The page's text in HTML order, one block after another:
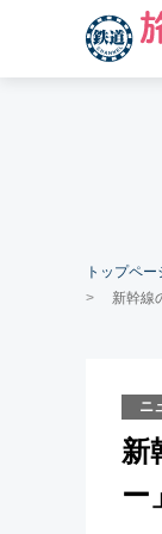
トップペー
新幹線
ニ
新
ー